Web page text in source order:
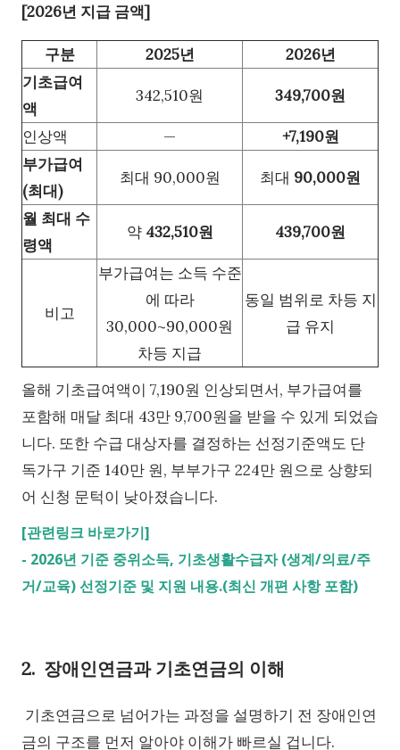
[2026년 지급 금액]
구분 2025년
2026년
기초급여
액
342,510원 349,700원
인상액 —
+7,190원
부가급여
(최대)
최대 90,000원 최대 90,000원
월 최대 수
령액
약 432,510원 439,700원
비고
부가급여는 소득 수준
에 따라
30,000~90,000원
차등 지급
동일 범위로 차등 지
급 유지
올해 기초급여액이 7,190원 인상되면서, 부가급여를
포함해 매달 최대 43만 9,700원을 받을 수 있게 되었습
니다. 또한 수급 대상자를 결정하는 선정기준액도 단
독가구 기준 140만 원, 부부가구 224만 원으로 상향되
어 신청 문턱이 낮아졌습니다.
[관련링크 바로가기]
- 2026년 기준 중위소득, 기초생활수급자 (생계/의료/주
거/교육) 선정기준 및 지원 내용.(최신 개편 사항 포함)
2. 장애인연금과 기초연금의 이해
기초연금으로 넘어가는 과정을 설명하기 전 장애인연
금의 구조를 먼저 알아야 이해가 빠르실 겁니다.